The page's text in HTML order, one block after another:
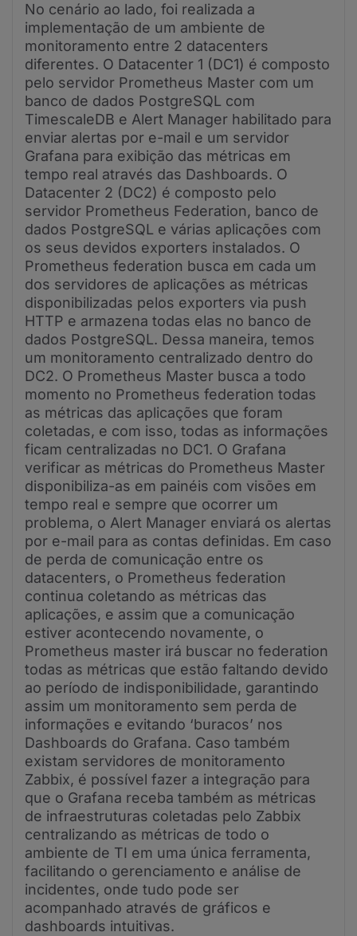
No cenário ao lado, foi realizada a
implementação de um ambiente de
monitoramento entre 2 datacenters
diferentes. O Datacenter 1 (DC1) é composto
pelo servidor Prometheus Master com um
banco de dados PostgreSQL com
TimescaleDB e Alert Manager habilitado para
enviar alertas por e-mail e um servidor
Grafana para exibição das métricas em
tempo real através das Dashboards. O
Datacenter 2 (DC2) é composto pelo
servidor Prometheus Federation, banco de
dados PostgreSQL e várias aplicações com
os seus devidos exporters instalados. O
Prometheus federation busca em cada um
dos servidores de aplicações as métricas
disponibilizadas pelos exporters via push
HTTP e armazena todas elas no banco de
dados PostgreSQL. Dessa maneira, temos
um monitoramento centralizado dentro do
DC2. O Prometheus Master busca a todo
momento no Prometheus federation todas
as métricas das aplicações que foram
coletadas, e com isso, todas as informações
ficam centralizadas no DC1. O Grafana
verificar as métricas do Prometheus Master
disponibiliza-as em painéis com visões em
tempo real e sempre que ocorrer um
problema, o Alert Manager enviará os alertas
por e-mail para as contas definidas. Em caso
de perda de comunicação entre os
datacenters, o Prometheus federation
continua coletando as métricas das
aplicações, e assim que a comunicação
estiver acontecendo novamente, o
Prometheus master irá buscar no federation
todas as métricas que estão faltando devido
ao período de indisponibilidade, garantindo
assim um monitoramento sem perda de
informações e evitando ‘buracos’ nos
Dashboards do Grafana. Caso também
existam servidores de monitoramento
Zabbix, é possível fazer a integração para
que o Grafana receba também as métricas
de infraestruturas coletadas pelo Zabbix
centralizando as métricas de todo o
ambiente de TI em uma única ferramenta,
facilitando o gerenciamento e análise de
incidentes, onde tudo pode ser
acompanhado através de gráficos e
dashboards intuitivas.